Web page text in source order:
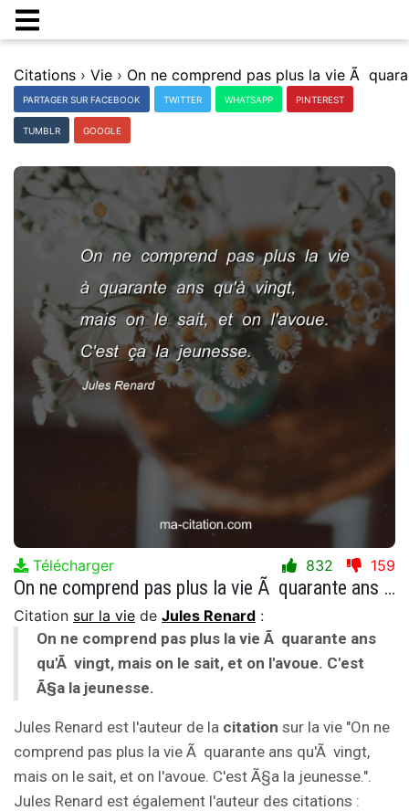
Citations › Vie ›
PARTAGER SUR FACEBOOK TWITTER WHATSAPP PINTEREST
TUMBLR GOOGLE
Télécharger 832 159
On ne comprend pas plus la vie Ã quarante ans qu'Ã vingt, mais on le sait, et on l'avoue. C'est Ã§a la jeunesse.
Citation sur la vie de Jules Renard :
On ne comprend pas plus la vie Ã quarante ans
qu'Ã vingt, mais on le sait, et on l'avoue. C'est
Ã§a la jeunesse.
Jules Renard est l'auteur de la citation sur la vie "On ne
comprend pas plus la vie Ã quarante ans qu'Ã vingt,
mais on le sait, et on l'avoue. C'est Ã§a la jeunesse.".
Jules Renard est également l'auteur des citations :